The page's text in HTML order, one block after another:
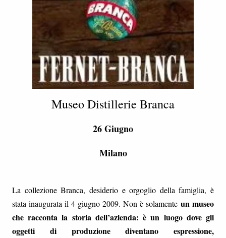
Museo Distillerie Branca
26 Giugno
Milano
La collezione Branca, desiderio e orgoglio della famiglia, è
stata inaugurata il 4 giugno 2009. Non è solamente un museo
che racconta la storia dell’azienda: è un luogo dove gli
oggetti di produzione diventano espressione,